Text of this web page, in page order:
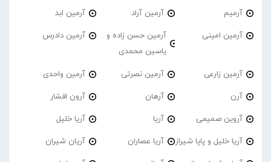
آرمیم آرمین آراد آرمین ابد
آرمین امینی
آرمین حسن زاده و
یاسین محمدی
آرمین دادرس
آرمین زارعی آرمین نصرتی آرمین واحدی
آرن آرهان آرون افشار
آروین صمیمی آریا آریا خلیل
آریا خلیل و پاپا شیراز آریا عصاران آریان شیران